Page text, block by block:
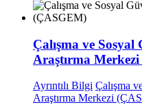
Çalışma ve
Araştırma
Ayrıntılı Bilgi Çalışma
Araştırma Merkezi